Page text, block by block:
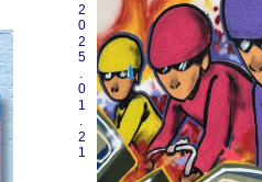
2025.01.21